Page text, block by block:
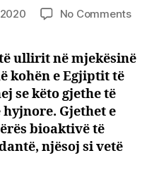
No Commentson
ullirit
ullirit në mjekësinë
kohën e Egjiptit të
se këto gjethe të
Gjethet e
bioaktivë të
njësoj si vetë